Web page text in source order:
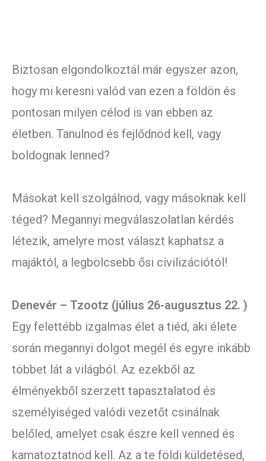
Biztosan elgondolkoztál már egyszer azon,
hogy mi keresni valód van ezen a földön és
pontosan milyen célod is van ebben az
életben. Tanulnod és fejlődnöd kell, vagy
boldognak lenned?
Másokat kell szolgálnod, vagy másoknak kell
téged? Megannyi megválaszolatlan kérdés
létezik, amelyre most választ kaphatsz a
majáktól, a legbölcsebb ősi civilizációtól!
Denevér – Tzootz (július 26-augusztus 22. )
Egy felettébb izgalmas élet a tiéd, aki élete
során megannyi dolgot megél és egyre inkább
többet lát a világból. Az ezekből az
élményekből szerzett tapasztalatod és
személyiséged valódi vezetőt csinálnak
belőled, amelyet csak észre kell venned és
kamatoztatnod kell. Az a te földi küldetésed,